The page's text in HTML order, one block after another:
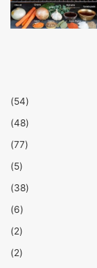
(54)
(48)
(77)
(5)
(38)
(6)
(2)
(2)